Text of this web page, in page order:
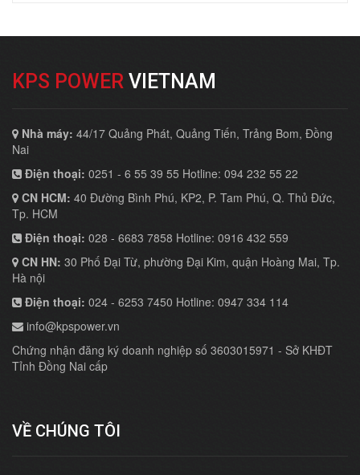
KPS POWER VIETNAM
Nhà máy: 44/17 Quảng Phát, Quảng Tiến, Trảng Bom, Đồng
Nai
Điện thoại: 0251 - 6 55 39 55 Hotline: 094 232 55 22
CN HCM: 40 Đường Bình Phú, KP2, P. Tam Phú, Q. Thủ Đức,
Tp. HCM
Điện thoại: 028 - 6683 7858 Hotline: 0916 432 559
CN HN: 30 Phố Đại Từ, phường Đại Kim, quận Hoàng Mai, Tp.
Hà nội
Điện thoại: 024 - 6253 7450 Hotline: 0947 334 114
info@kpspower.vn
Chứng nhận đăng ký doanh nghiệp số 3603015971 - Sở KHĐT
Tỉnh Đồng Nai cấp
VỀ CHÚNG TÔI